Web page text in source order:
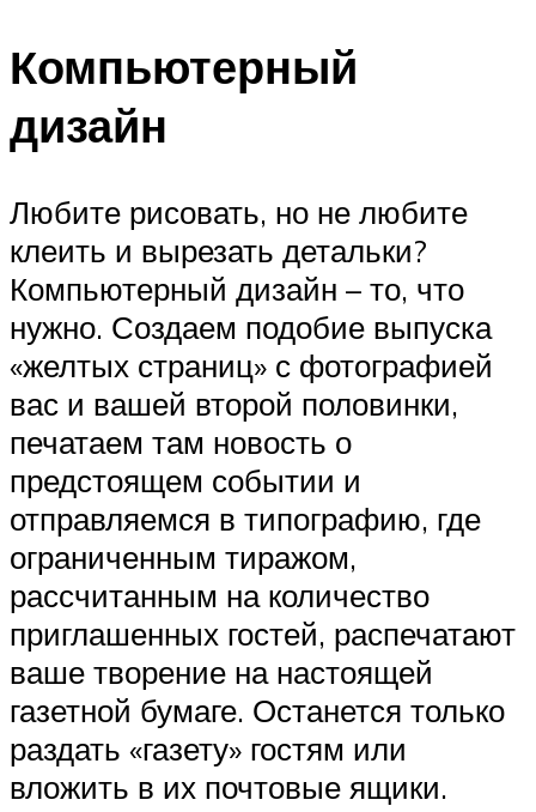
Компьютерный
дизайн
Любите рисовать, но не любите
клеить и вырезать детальки?
Компьютерный дизайн – то, что
нужно. Создаем подобие выпуска
«желтых страниц» с фотографией
вас и вашей второй половинки,
печатаем там новость о
предстоящем событии и
отправляемся в типографию, где
ограниченным тиражом,
рассчитанным на количество
приглашенных гостей, распечатают
ваше творение на настоящей
газетной бумаге. Останется только
раздать «газету» гостям или
вложить в их почтовые ящики.